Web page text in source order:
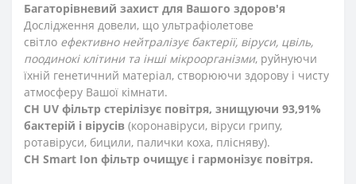
Багаторівневий захист для Вашого здоров'я
Дослідження довели, що ультрафіолетове
світло ефективно нейтралізує бактерії, віруси, цвіль,
поодинокі клітини та інші мікроорганізми, руйнуючи
їхній генетичний матеріал, створюючи здорову і чисту
атмосферу Вашої кімнати.
CH UV фільтр стерілізує повітря, знищуючи 93,91%
бактерій і вірусів (коронавіруси, віруси грипу,
ротавіруси, бицили, палички коха, плісняву).
CH Smart Ion фільтр очищує і гармонізує повітря.